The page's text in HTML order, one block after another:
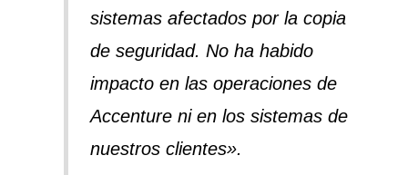
sistemas afectados por la copia
de seguridad. No ha habido
impacto en las operaciones de
Accenture ni en los sistemas de
nuestros clientes».